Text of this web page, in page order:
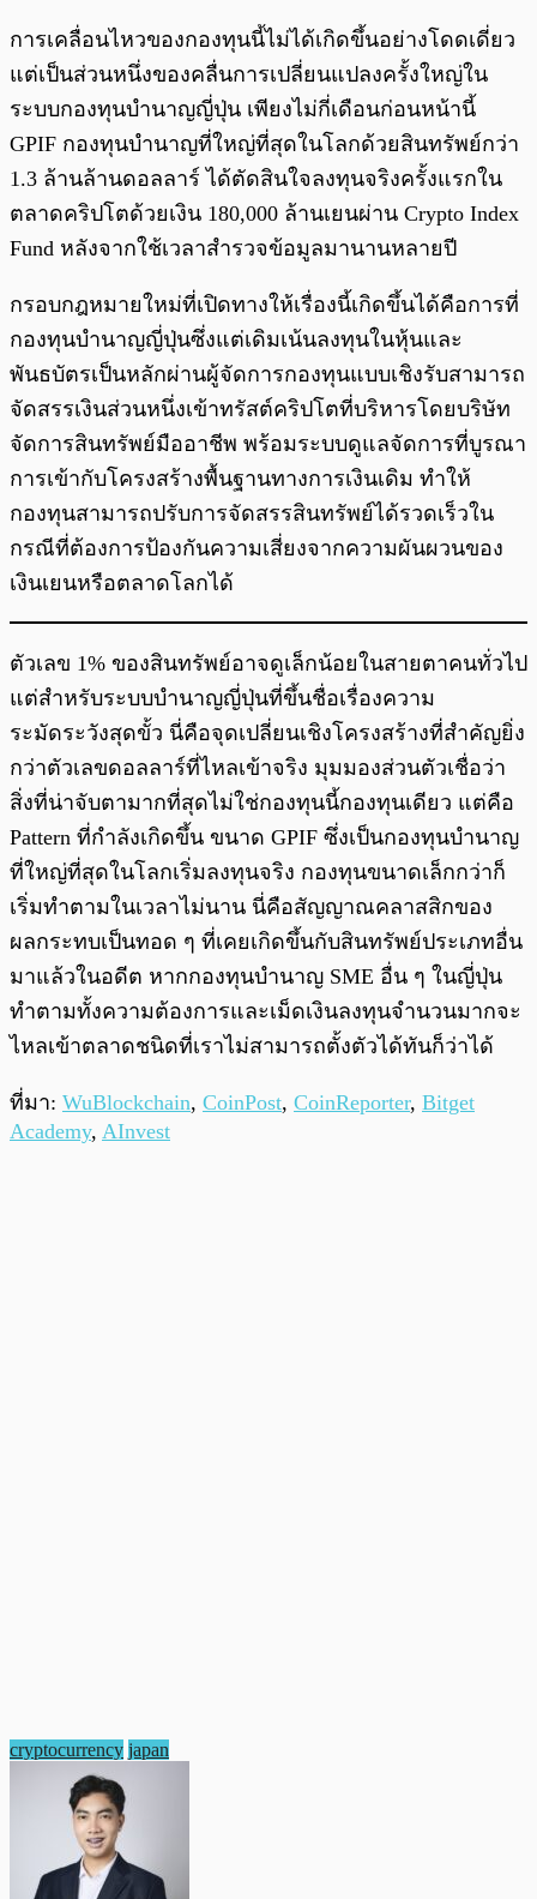
การเคลื่อนไหวของกองทุนนี้ไม่ได้เกิดขึ้นอย่างโดดเดี่ยว
แต่เป็นส่วนหนึ่งของคลื่นการเปลี่ยนแปลงครั้งใหญ่ใน
ระบบกองทุนบำนาญญี่ปุ่น เพียงไม่กี่เดือนก่อนหน้านี้
GPIF กองทุนบำนาญที่ใหญ่ที่สุดในโลกด้วยสินทรัพย์กว่า
1.3 ล้านล้านดอลลาร์ ได้ตัดสินใจลงทุนจริงครั้งแรกใน
ตลาดคริปโตด้วยเงิน 180,000 ล้านเยนผ่าน Crypto Index
Fund หลังจากใช้เวลาสำรวจข้อมูลมานานหลายปี
กรอบกฎหมายใหม่ที่เปิดทางให้เรื่องนี้เกิดขึ้นได้คือการที่
กองทุนบำนาญญี่ปุ่นซึ่งแต่เดิมเน้นลงทุนในหุ้นและ
พันธบัตรเป็นหลักผ่านผู้จัดการกองทุนแบบเชิงรับสามารถ
จัดสรรเงินส่วนหนึ่งเข้าทรัสต์คริปโตที่บริหารโดยบริษัท
จัดการสินทรัพย์มืออาชีพ พร้อมระบบดูแลจัดการที่บูรณา
การเข้ากับโครงสร้างพื้นฐานทางการเงินเดิม ทำให้
กองทุนสามารถปรับการจัดสรรสินทรัพย์ได้รวดเร็วใน
กรณีที่ต้องการป้องกันความเสี่ยงจากความผันผวนของ
เงินเยนหรือตลาดโลกได้
ตัวเลข 1% ของสินทรัพย์อาจดูเล็กน้อยในสายตาคนทั่วไป
แต่สำหรับระบบบำนาญญี่ปุ่นที่ขึ้นชื่อเรื่องความ
ระมัดระวังสุดขั้ว นี่คือจุดเปลี่ยนเชิงโครงสร้างที่สำคัญยิ่ง
กว่าตัวเลขดอลลาร์ที่ไหลเข้าจริง มุมมองส่วนตัวเชื่อว่า
สิ่งที่น่าจับตามากที่สุดไม่ใช่กองทุนนี้กองทุนเดียว แต่คือ
Pattern ที่กำลังเกิดขึ้น ขนาด GPIF ซึ่งเป็นกองทุนบำนาญ
ที่ใหญ่ที่สุดในโลกเริ่มลงทุนจริง กองทุนขนาดเล็กกว่าก็
เริ่มทำตามในเวลาไม่นาน นี่คือสัญญาณคลาสสิกของ
ผลกระทบเป็นทอด ๆ ที่เคยเกิดขึ้นกับสินทรัพย์ประเภทอื่น
มาแล้วในอดีต หากกองทุนบำนาญ SME อื่น ๆ ในญี่ปุ่น
ทำตามทั้งความต้องการและเม็ดเงินลงทุนจำนวนมากจะ
ไหลเข้าตลาดชนิดที่เราไม่สามารถตั้งตัวได้ทันก็ว่าได้
ที่มา: WuBlockchain, CoinPost, CoinReporter, Bitget
Academy, AInvest
cryptocurrency japan